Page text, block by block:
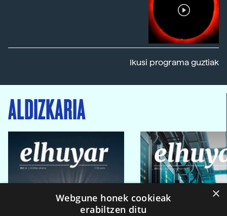
Ikusi programa guztiak
ALDIZKARIA
×
Webgune honek cookieak
erabiltzen ditu